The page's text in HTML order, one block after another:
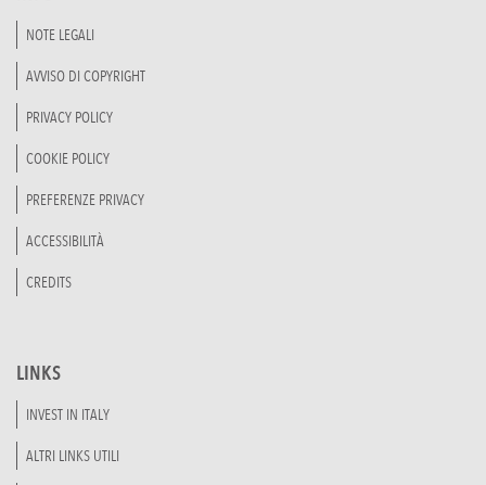
NOTE LEGALI
AVVISO DI COPYRIGHT
PRIVACY POLICY
COOKIE POLICY
PREFERENZE PRIVACY
ACCESSIBILITÀ
CREDITS
LINKS
INVEST IN ITALY
ALTRI LINKS UTILI